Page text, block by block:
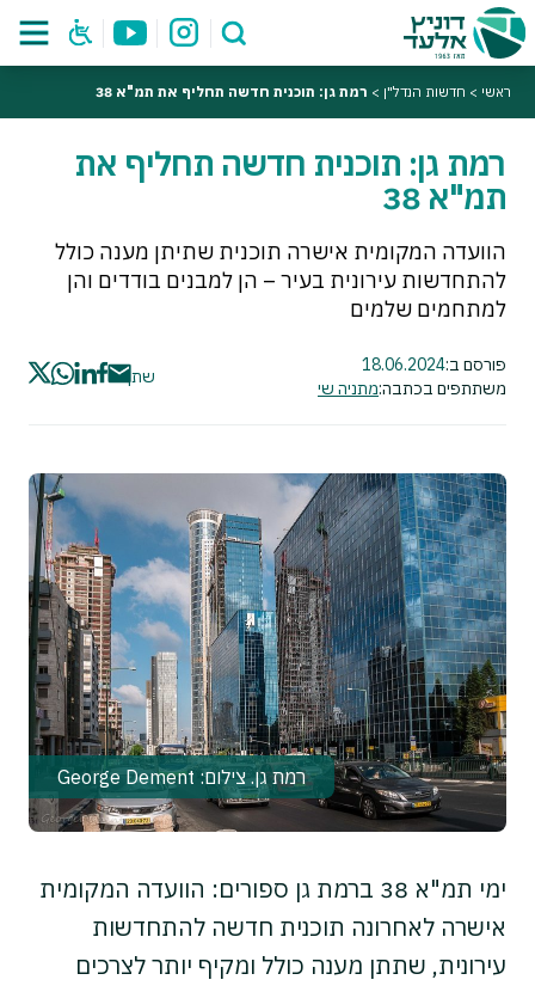
ראשי > חדשות הנדל"ן > רמת גן: תוכנית חדשה תחליף את תמ"א 38
רמת גן: תוכנית חדשה תחליף את
תמ"א 38
הוועדה המקומית אישרה תוכנית שתיתן מענה כולל
להתחדשות עירונית בעיר – הן למבנים בודדים והן
למתחמים שלמים
פורסם ב:18.06.2024
משתתפים בכתבה:מתניה שי
שתף
רמת גן. צילום: George Dement
ימי תמ"א 38 ברמת גן ספורים: הוועדה המקומית
אישרה לאחרונה תוכנית חדשה להתחדשות
עירונית, שתתן מענה כולל ומקיף יותר לצרכים